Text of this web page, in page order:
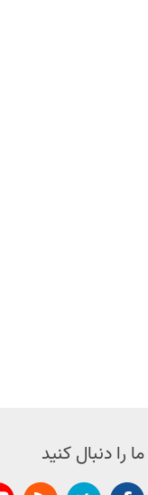
ما را دنبال کنید